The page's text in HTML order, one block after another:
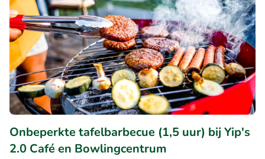
Onbeperkte tafelbarbecue (1,5 uur) bij Yip's
2.0 Café en Bowlingcentrum